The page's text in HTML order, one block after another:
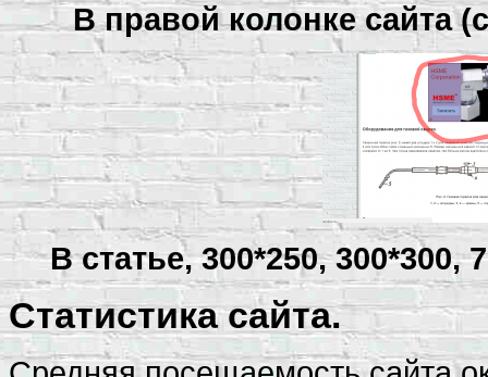
В правой колонке сайта
В статье, 300*250, 300*300,
Статистика сайта.